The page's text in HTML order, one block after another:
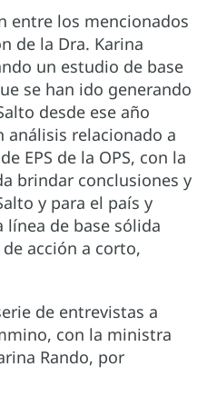
entre los mencionados
de la Dra. Karina
un estudio de base
se han ido generando
desde ese año
análisis relacionado a
EPS de la OPS, con la
brindar conclusiones y
y para el país y
de base sólida
acción a corto,
de entrevistas a
con la ministra
Rando, por